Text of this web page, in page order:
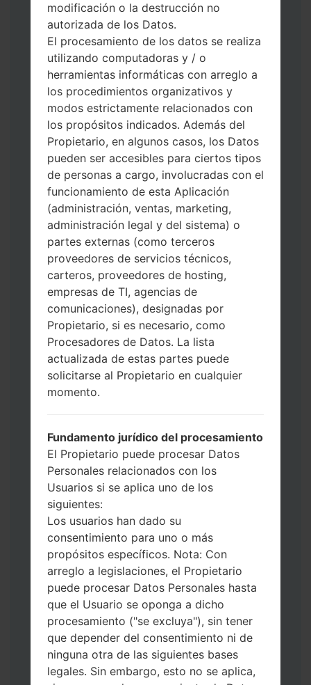
Descargue a su PC: la última versión de
Odin 3.
A continuación, extraiga el archivo de
firmware.
Debe obtener 1 (si es archivo 1, elíjalo aquí)
o 5 (si es archivo 5, selecciónelo aquí):
AP: "Sistema y Recuperación"
CP: "Módem y Radio"
CSC _ ***: "País y región y operador"
HOME_CSC _ ***: "País y regióny
operador"
Agregue todos los archivos a Odin 3.
Si desea hacer clean flash, use CSC _ *** o
use HOME_CSC _ *** para mantener sus
datos y aplicaciones.
Ahora apague su teléfono y entre al Modo
de Descarga. Cómo hacer todos los
métodos:
Presione y mantenga presionados la
tecla de Encendido, el botón de Subir
teclas de Subir y de Bajar volumen y
luego conecte un cable USB.
Presione y mantenga presionados la
tecla de Encendido, el botón de Bajar
volumen y la tecla de Inicio.
Conecte un cable USB, luego
mantenga presionados el botón de Bixby
y la tecla de Bajar volumen.
Presione y mantenga presionados la
tecla de Encendido y el botón de Subir
volumen.
Luego, conecte su dispositivo a PC, Odin
debería detectar su teléfono y el número
de puerto COM aparecerá en la pantalla.
Especifique solo el tiempo de F.Reset y el
modificación o la destrucción no
autorizada de los Datos.
El procesamiento de los datos se realiza
utilizando computadoras y / o
herramientas informáticas con arreglo a
los procedimientos organizativos y
modos estrictamente relacionados con
los propósitos indicados. Además del
Propietario, en algunos casos, los Datos
pueden ser accesibles para ciertos tipos
de personas a cargo, involucradas con el
funcionamiento de esta Aplicación
(administración, ventas, marketing,
administración legal y del sistema) o
partes externas (como terceros
proveedores de servicios técnicos,
carteros, proveedores de hosting,
empresas de TI, agencias de
comunicaciones), designadas por
Propietario, si es necesario, como
Procesadores de Datos. La lista
actualizada de estas partes puede
solicitarse al Propietario en cualquier
momento.
Fundamento jurídico del procesamiento
El Propietario puede procesar Datos
Personales relacionados con los
Usuarios si se aplica uno de los
siguientes:
Los usuarios han dado su
consentimiento para uno o más
propósitos específicos. Nota: Con
arreglo a legislaciones, el Propietario
puede procesar Datos Personales hasta
que el Usuario se oponga a dicho
procesamiento ("se excluya"), sin tener
que depender del consentimiento ni de
ninguna otra de las siguientes bases
legales. Sin embargo, esto no se aplica,